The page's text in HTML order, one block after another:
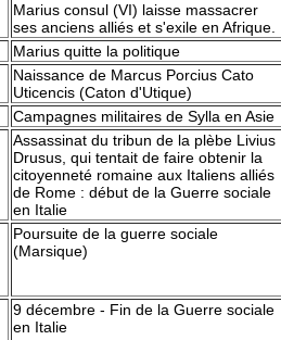
Marius consul (VI) laisse massacrer
ses anciens alliés et s'exile en Afrique.
Marius quitte la politique
Naissance de Marcus Porcius Cato
Uticencis (Caton d'Utique)
Campagnes militaires de Sylla en Asie
Assassinat du tribun de la plèbe Livius
Drusus, qui tentait de faire obtenir la
citoyenneté romaine aux Italiens alliés
de Rome : début de la Guerre sociale
en Italie
Poursuite de la guerre sociale
(Marsique)
9 décembre - Fin de la Guerre sociale
en Italie